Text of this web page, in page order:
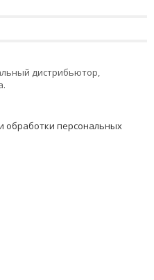
дистрибьютор,
обработки персональных